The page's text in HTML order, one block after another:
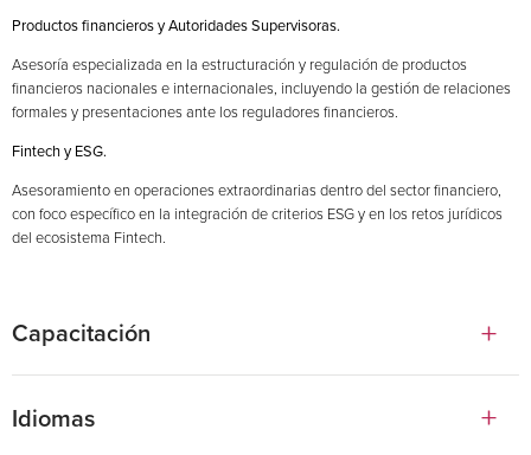
Productos financieros y Autoridades Supervisoras.
Asesoría especializada en la estructuración y regulación de productos
financieros nacionales e internacionales, incluyendo la gestión de relaciones
formales y presentaciones ante los reguladores financieros.
Fintech y ESG.
Asesoramiento en operaciones extraordinarias dentro del sector financiero,
con foco específico en la integración de criterios ESG y en los retos jurídicos
del ecosistema Fintech.
Capacitación
Vittoria se graduó con honores en Derecho por la Universidad de Bologna.
Idiomas